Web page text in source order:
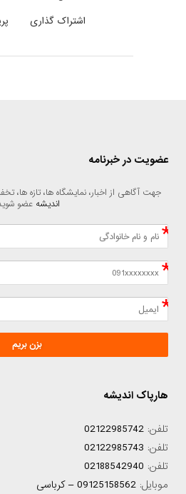
اشتراک گذاری
عضویت در خبرنامه
جهت آگاهی از اخبار، نمایشگاه ها، تازه ها،
اندیشه عضو
بزن بریم
هارپاک اندیشه
تلفن: 02122985742
تلفن: 02122985743
تلفن: 02188542940
موبایل: 09125158562 – کرباسی